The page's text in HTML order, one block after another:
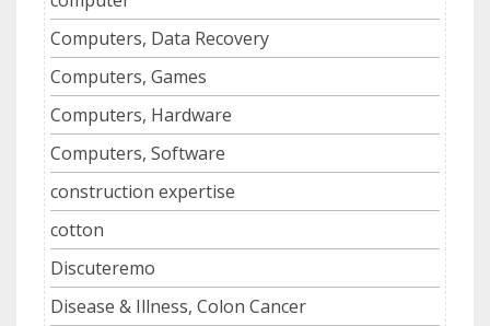
Computers, Data Recovery
Computers, Games
Computers, Hardware
Computers, Software
construction expertise
cotton
Discuteremo
Disease & Illness, Colon Cancer